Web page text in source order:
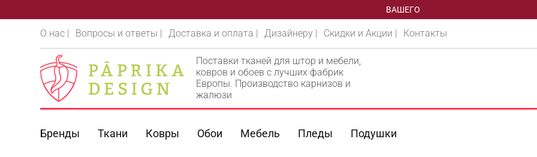
ВАШЕГО
О нас | Вопросы и ответы | Доставка и оплата | Дизайнеру | Скидки и Акции | Контакты
Поставки тканей для штор и мебели,
ковров и обоев с лучших фабрик
Европы. Производство карнизов и
жалюзи
Бренды Ткани Ковры Обои Мебель Пледы Подушки